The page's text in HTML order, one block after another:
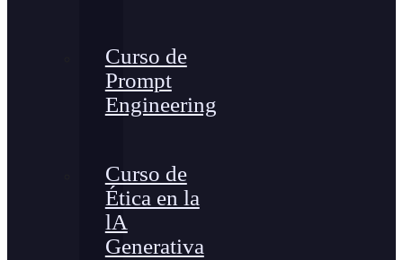
Curso de
Prompt
Engineering
Curso de
Ética en la
lA
Generativa